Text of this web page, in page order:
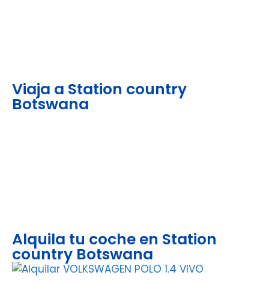
Viaja a Station country
Botswana
Alquila tu coche en Station
country Botswana